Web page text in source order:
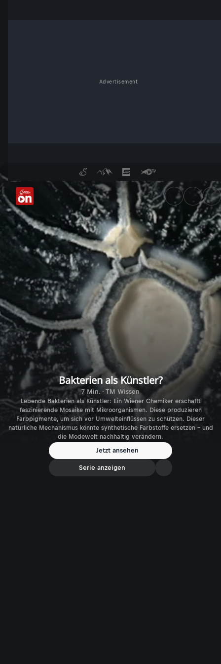
Advertisement
Wie werden Bakterien zu
Bakterien als Künstler?
7 Min. · TM Wissen
Lebende Bakterien als Künstler: Ein Wiener Chemiker erschafft
faszinierende Mosaike mit Mikroorganismen. Diese produzieren
Farbpigmente, um sich vor Umwelteinflüssen zu schützen. Dieser
natürliche Mechanismus könnte synthetische Farbstoffe ersetzen – und
die Modewelt nachhaltig verändern.
Jetzt ansehen
Serie anzeigen